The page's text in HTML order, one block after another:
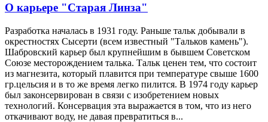
О карьере "Старая Линза"
Разработка началась в 1931 году. Раньше тальк добывали в
окрестностях Сысерти (всем известный "Тальков камень").
Шабровский карьер был крупнейшим в бывшем Советском
Союзе месторождением талька. Тальк ценен тем, что состоит
из магнезита, который плавится при температуре свыше 1600
гр.цельсия и в то же время легко пилится. В 1974 году карьер
был законсервирован в связи с изобретением новых
технологий. Консервация эта выражается в том, что из него
откачивают воду, не давая превратиться в...